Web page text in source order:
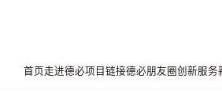
首页走进德必项目链接德必朋友圈创新服务